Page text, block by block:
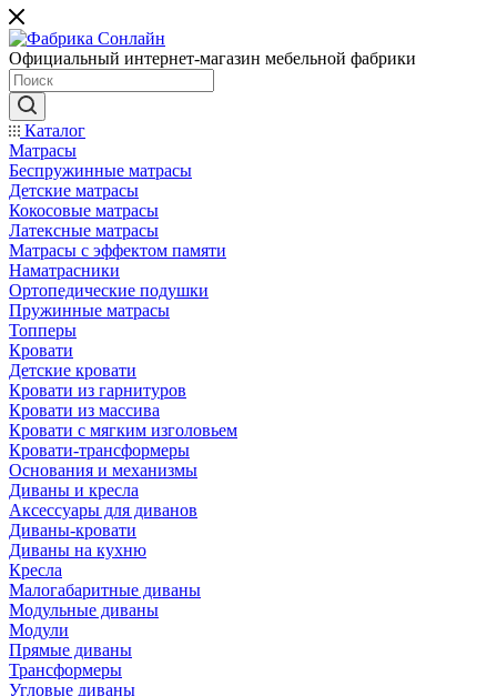
Официальный интернет-магазин мебельной фабрики
Каталог
Матрасы
Беспружинные матрасы
Детские матрасы
Кокосовые матрасы
Латексные матрасы
Матрасы с эффектом памяти
Наматрасники
Ортопедические подушки
Пружинные матрасы
Топперы
Кровати
Детские кровати
Кровати из гарнитуров
Кровати из массива
Кровати с мягким изголовьем
Кровати-трансформеры
Основания и механизмы
Диваны и кресла
Аксессуары для диванов
Диваны-кровати
Диваны на кухню
Кресла
Малогабаритные диваны
Модульные диваны
Модули
Прямые диваны
Трансформеры
Угловые диваны